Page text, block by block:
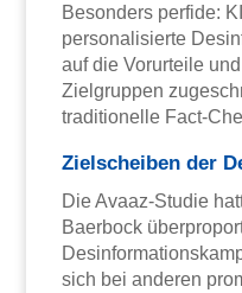
Besonders perfide:
personalisierte
auf die Vorurteile
Zielgruppen
traditionelle Fact-
Zielscheiben der
Die Avaaz-Studie
Baerbock
sich bei anderen